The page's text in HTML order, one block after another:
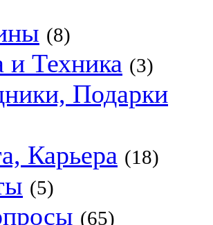
(8)
и Техника (3)
Подарки
Карьера (18)
(5)
(65)